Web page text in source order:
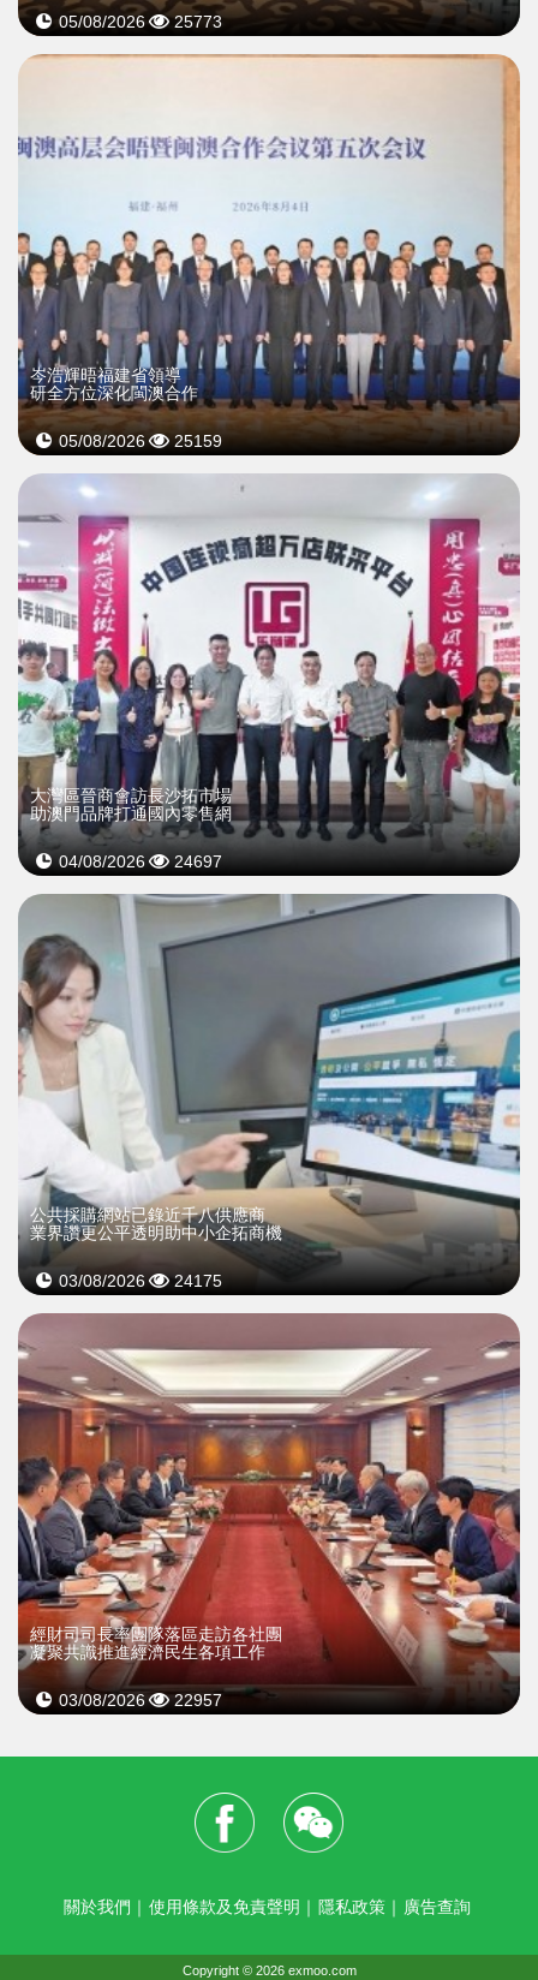
05/08/2026 25773
岑浩輝晤福建省領導
研全方位深化閩澳合作
05/08/2026 25159
大灣區晉商會訪長沙拓市場
助澳門品牌打通國內零售網
04/08/2026 24697
公共採購網站已錄近千八供應商
業界讚更公平透明助中小企拓商機
03/08/2026 24175
經財司司長率團隊落區走訪各社團
凝聚共識推進經濟民生各項工作
03/08/2026 22957
關於我們 ｜ 使用條款及免責聲明 ｜ 隱私政策 ｜ 廣告查詢
Copyright © 2026 exmoo.com